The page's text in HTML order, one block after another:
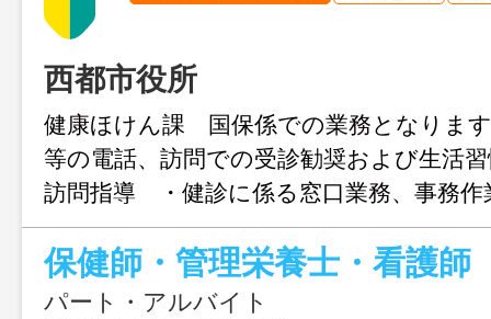
西都市役所
健康ほけん課 国保係での業務となりま
等の電話、訪問での受診勧奨および生活
訪問指導 ・健診に係る窓口業務、事務
（ワード・エクセル）での入力等の業務
業務 ＊変更範囲：変更なし ＊１日６
間の勤務となります。
パート・アルバイト